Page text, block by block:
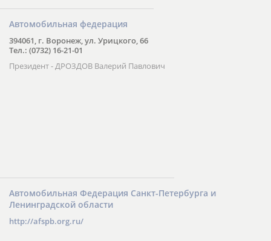
Автомобильная федерация
394061, г. Воронеж, ул. Урицкого, 66
Тел.: (0732) 16-21-01
Президент - ДРОЗДОВ Валерий Павлович
Автомобильная Федерация Санкт-Петербурга и
Ленинградской области
http://afspb.org.ru/